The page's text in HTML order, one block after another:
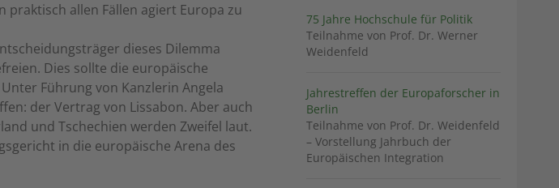
allen Fällen agiert Europa zu
dieses Dilemma
Dies sollte die europäische
Führung von Kanzlerin Angela
der Vertrag von Lissabon. Aber auch
und Tschechien werden Zweifel laut.
in die europäische Arena des
75 Jahre Hochschule für Politik
Teilnahme von Prof. Dr. Werner
Weidenfeld
Jahrestreffen der Europaforscher in
Berlin
Teilnahme von Prof. Dr. Weidenfeld
– Vorstellung Jahrbuch der
Europäischen Integration